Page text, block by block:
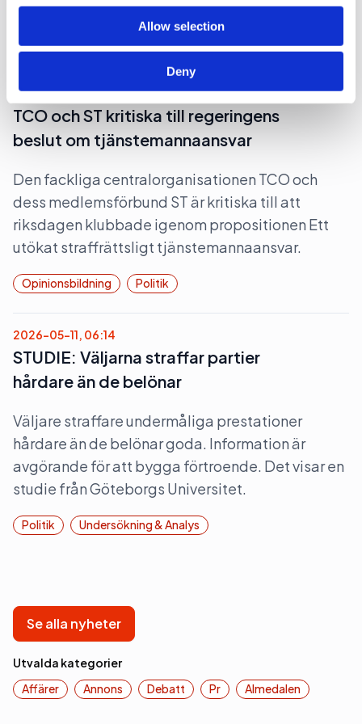
Allow selection
Deny
Opinionsbildning Politik
2026-06-16, 07:24
TCO och ST kritiska till regeringens
beslut om tjänstemannaansvar
Den fackliga centralorganisationen TCO och
dess medlemsförbund ST är kritiska till att
riksdagen klubbade igenom propositionen Ett
utökat straffrättsligt tjänstemannaansvar.
Opinionsbildning Politik
2026-05-11, 06:14
STUDIE: Väljarna straffar partier
hårdare än de belönar
Väljare straffare undermåliga prestationer
hårdare än de belönar goda. Information är
avgörande för att bygga förtroende. Det visar en
studie från Göteborgs Universitet.
Politik Undersökning & Analys
Se alla nyheter
Utvalda kategorier
Affärer
Annons Debatt Pr Almedalen